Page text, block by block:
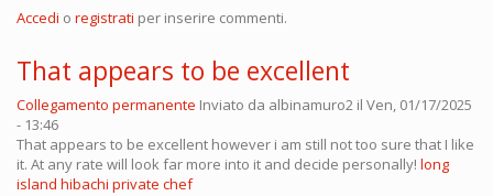
Accedi o registrati per inserire commenti.
That appears to be excellent
Collegamento permanente Inviato da albinamuro2 il Ven, 01/17/2025
- 13:46
That appears to be excellent however i am still not too sure that I like
it. At any rate will look far more into it and decide personally! long
island hibachi private chef